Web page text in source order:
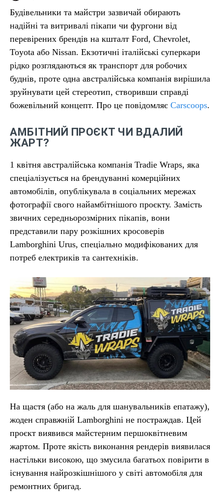
Будівельники та майстри зазвичай обирають
надійні та витривалі пікапи чи фургони від
перевірених брендів на кшталт Ford, Chevrolet,
Toyota або Nissan. Екзотичні італійські суперкари
рідко розглядаються як транспорт для робочих
буднів, проте одна австралійська компанія вирішила
зруйнувати цей стереотип, створивши справді
божевільний концепт. Про це повідомляє Carscoops.
АМБІТНИЙ ПРОЄКТ ЧИ ВДАЛИЙ
ЖАРТ?
1 квітня австралійська компанія Tradie Wraps, яка
спеціалізується на брендуванні комерційних
автомобілів, опублікувала в соціальних мережах
фотографії свого найамбітнішого проєкту. Замість
звичних середньорозмірних пікапів, вони
представили пару розкішних кросоверів
Lamborghini Urus, спеціально модифікованих для
потреб електриків та сантехніків.
На щастя (або на жаль для шанувальників епатажу),
жоден справжній Lamborghini не постраждав. Цей
проєкт виявився майстерним першоквітневим
жартом. Проте якість виконання рендерів виявилася
настільки високою, що змусила багатьох повірити в
існування найрозкішнішого у світі автомобіля для
ремонтних бригад.